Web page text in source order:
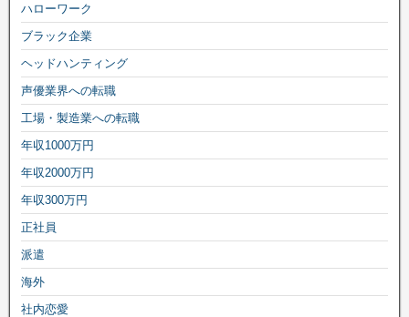
ハローワーク
ブラック企業
ヘッドハンティング
声優業界への転職
工場・製造業への転職
年収1000万円
年収2000万円
年収300万円
正社員
派遣
海外
社内恋愛